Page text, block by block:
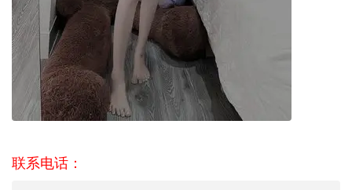
联系电话：